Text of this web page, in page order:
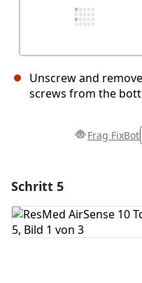
Unscrew and
screws from the
Frag FixBot
Kommentar
Schritt 5